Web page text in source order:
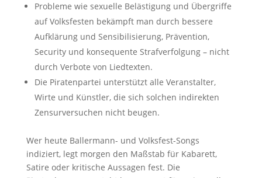
Probleme wie sexuelle Belästigung und Übergriffe
auf Volksfesten bekämpft man durch bessere
Aufklärung und Sensibilisierung, Prävention,
Security und konsequente Strafverfolgung – nicht
durch Verbote von Liedtexten.
Die Piratenpartei unterstützt alle Veranstalter,
Wirte und Künstler, die sich solchen indirekten
Zensurversuchen nicht beugen.
Wer heute Ballermann- und Volksfest-Songs
indiziert, legt morgen den Maßstab für Kabarett,
Satire oder kritische Aussagen fest. Die